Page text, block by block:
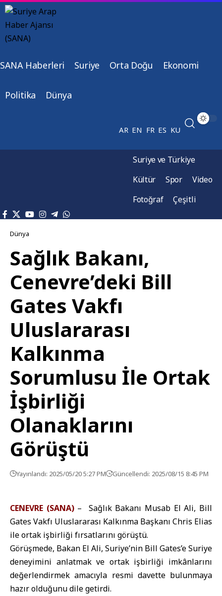
SANA Haberleri Suriye Orta Doğu Ekonomi
Politika Dünya
AR EN FR ES KU
Suriye ve Türkiye
Kültür
Spor
Video
Fotoğraf
Çeşitli
Dünya
Sağlık Bakanı,
Cenevre’deki Bill
Gates Vakfı
Uluslararası
Kalkınma
Sorumlusu İle Ortak
İşbirliği
Olanaklarını
Görüştü
Yayınlandı: 2025/05/20 5:27 PM Güncellendi: 2025/08/15 8:45 PM
CENEVRE (SANA) – Sağlık Bakanı Musab El Ali, Bill
Gates Vakfı Uluslararası Kalkınma Başkanı Chris Elias
ile ortak işbirliği fırsatlarını görüştü.
Görüşmede, Bakan El Ali, Suriye’nin Bill Gates’e Suriye
deneyimini anlatmak ve ortak işbirliği imkânlarını
değerlendirmek amacıyla resmi davette bulunmaya
hazır olduğunu dile getirdi.